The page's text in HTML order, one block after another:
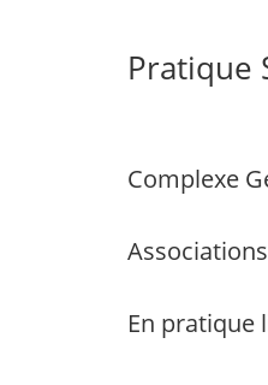
Pratique
Complexe
En pratique